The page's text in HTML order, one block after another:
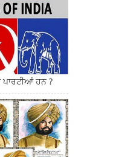
ਪਾਰਟੀਆਂ ਹਨ ?